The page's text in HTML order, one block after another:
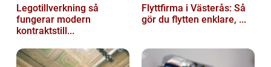
Legotillverkning så
fungerar modern
kontraktstill...
Flyttfirma i Västerås: Så
gör du flytten enklare, ...